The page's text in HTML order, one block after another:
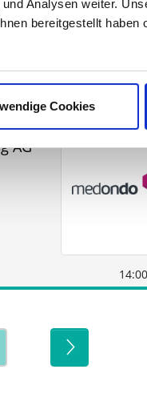
Analysen weiter.
bereitgestellt
Cookies
AG